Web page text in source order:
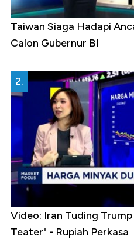
Taiwan Siaga Hadapi
Calon Gubernur BI
2.
Video: Iran Tuding
Teater" - Rupiah Perkasa